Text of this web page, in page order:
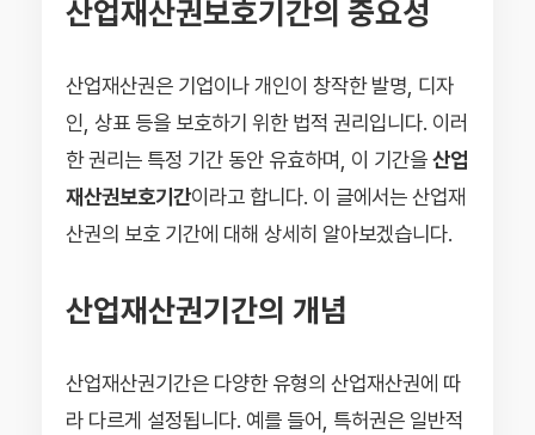
산업재산권보호기간의 중요성
산업재산권은 기업이나 개인이 창작한 발명, 디자
인, 상표 등을 보호하기 위한 법적 권리입니다. 이러
한 권리는 특정 기간 동안 유효하며, 이 기간을산업
재산권보호기간이라고 합니다. 이 글에서는 산업재
산권의 보호 기간에 대해 상세히 알아보겠습니다.
산업재산권기간의 개념
산업재산권기간은 다양한 유형의 산업재산권에 따
라 다르게 설정됩니다. 예를 들어, 특허권은 일반적